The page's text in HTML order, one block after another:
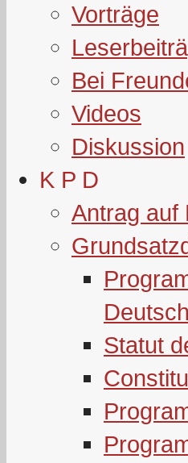
Vorträge
Bei
Videos
Diskussion
K P D
Antrag auf
Statut